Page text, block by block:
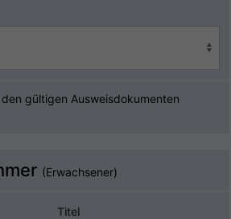
den gültigen Ausweisdokumenten
(Erwachsener)
Titel